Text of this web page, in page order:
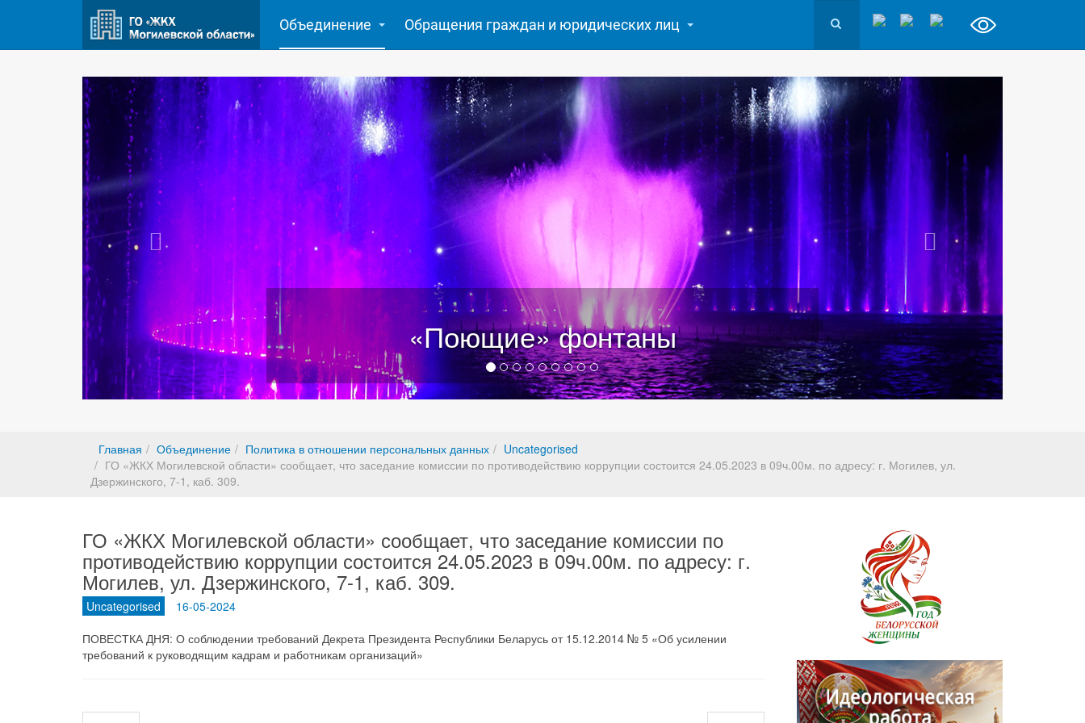
Объединение Обращения граждан и юридических лиц
«Поющие» фонтаны
Главная Объединение Политика в отношении персональных данных
Uncategorised
ГО «ЖКХ Могилевской области» сообщает, что заседание комиссии по противодействию коррупции состоится 24.05.2023 в 09ч.00м. по адресу: г. Могилев, ул.
Дзержинского, 7-1, каб. 309.
ГО «ЖКХ Могилевской области» сообщает, что заседание комиссии по
противодействию коррупции состоится 24.05.2023 в 09ч.00м. по адресу: г.
Могилев, ул. Дзержинского, 7-1, каб. 309.
Uncategorised
16-05-2024
ПОВЕСТКА ДНЯ: О соблюдении требований Декрета Президента Республики Беларусь от 15.12.2014 № 5 «Об усилении
требований к руководящим кадрам и работникам организаций»